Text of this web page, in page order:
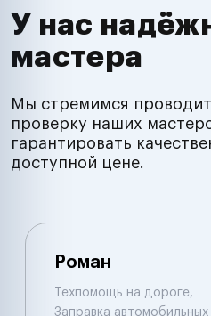
У нас
мастера
Мы стремимся
проверку наших
гарантировать
доступной цене.
Роман
Техпомощь на дороге,
Заправка автомобильных